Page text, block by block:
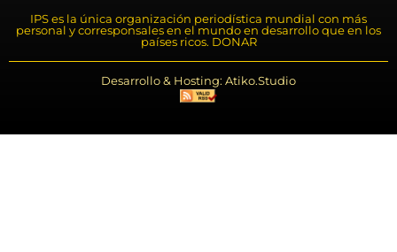
IPS es la única organización periodística mundial con más
personal y corresponsales en el mundo en desarrollo que en los
países ricos. DONAR
Desarrollo & Hosting: Atiko.Studio